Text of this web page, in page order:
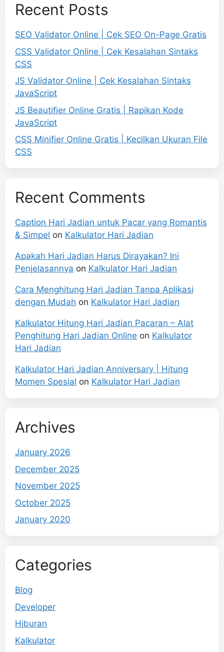
Recent Posts
SEO Validator Online | Cek SEO On-Page Gratis
CSS Validator Online | Cek Kesalahan Sintaks
CSS
JS Validator Online | Cek Kesalahan Sintaks
JavaScript
JS Beautifier Online Gratis | Rapikan Kode
JavaScript
CSS Minifier Online Gratis | Kecilkan Ukuran File
CSS
Recent Comments
Caption Hari Jadian untuk Pacar yang Romantis
& Simpel on Kalkulator Hari Jadian
Apakah Hari Jadian Harus Dirayakan? Ini
Penjelasannya on Kalkulator Hari Jadian
Cara Menghitung Hari Jadian Tanpa Aplikasi
dengan Mudah on Kalkulator Hari Jadian
Kalkulator Hitung Hari Jadian Pacaran – Alat
Penghitung Hari Jadian Online on Kalkulator
Hari Jadian
Kalkulator Hari Jadian Anniversary | Hitung
Momen Spesial on Kalkulator Hari Jadian
Archives
January 2026
December 2025
November 2025
October 2025
January 2020
Categories
Blog
Developer
Hiburan
Kalkulator